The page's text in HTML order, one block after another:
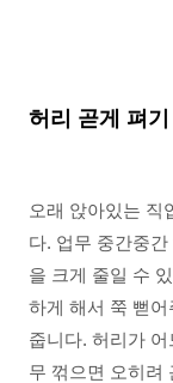
허리 곧게 펴기
오래 앉아있는 직
다. 업무 중간중
을 크게 줄일 수
하게 해서 쭉 뻗
줍니다. 허리가
무 꺾으면 오히려